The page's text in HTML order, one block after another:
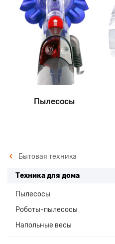
Пылесосы
Бытовая техника
Техника для дома
Пылесосы
Роботы-пылесосы
Напольные весы